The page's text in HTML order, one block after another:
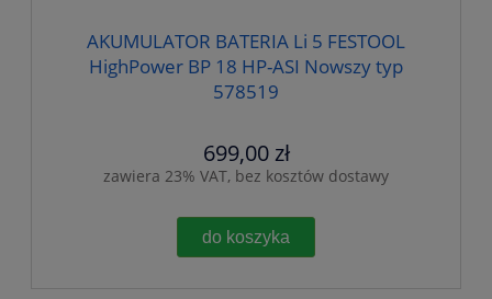
AKUMULATOR BATERIA Li 5 FESTOOL
HighPower BP 18 HP-ASI Nowszy typ
578519
699,00 zł
zawiera 23% VAT, bez kosztów dostawy
do koszyka